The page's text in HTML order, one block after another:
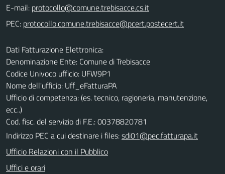
E-mail:
PEC:
Dati Fatturazione Elettronica:
Denominazione Ente: Comune di Trebisacce
Codice Univoco ufficio: UFW9P1
Nome dell'ufficio: Uff_eFatturaPA
Ufficio di competenza: (es. tecnico, ragioneria, manutenzione,
ecc..)
Cod. fisc. del servizio di F.E.: 00378820781
Indirizzo PEC a cui destinare i files:sdi01@pec.fatturapa.it
Ufficio Relazioni con il Pubblico
Uffici e orari